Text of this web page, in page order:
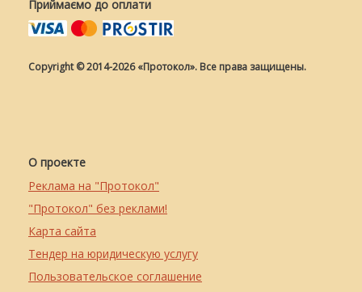
Приймаємо до оплати
Copyright © 2014-2026 «Протокол». Все права защищены.
О проекте
Реклама на "Протокол"
"Протокол" без реклами!
Карта сайта
Тендер на юридическую услугу
Пользовательское соглашение